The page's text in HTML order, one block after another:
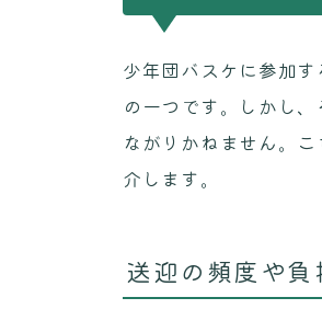
少年団バスケに参加
の一つです。しかし
ながりかねません。
介します。
送迎の頻度や